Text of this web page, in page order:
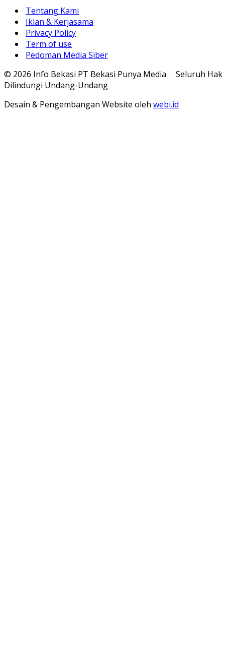
Tentang Kami
Iklan & Kerjasama
Privacy Policy
Term of use
Pedoman Media Siber
© 2026 Info Bekasi PT Bekasi Punya Media · Seluruh Hak
Dilindungi Undang-Undang
Desain & Pengembangan Website oleh webi.id